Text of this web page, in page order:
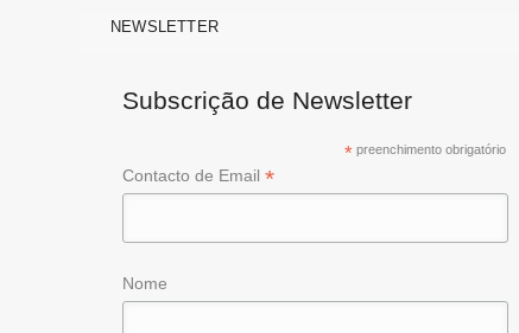
NEWSLETTER
Subscrição de Newsletter
*preenchimento obrigatório
Contacto de Email*
Nome